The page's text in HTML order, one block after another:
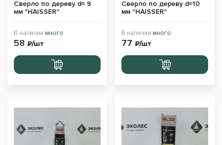
Сверло по дереву d= 9
мм "HAISSER"
В наличии много
58 ₽/шт
Перейти
в корзину
Сверло по дереву d=10
мм "HAISSER"
В наличии много
77 ₽/шт
Перейти
в корзину